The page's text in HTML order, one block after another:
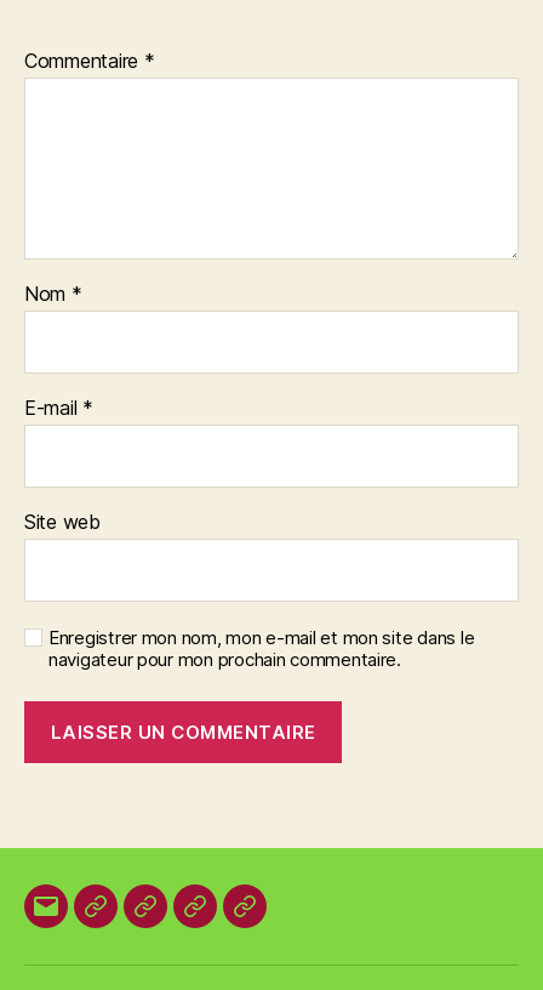
Commentaire *
Nom *
E-mail *
Site web
Enregistrer mon nom, mon e-mail et mon site dans le
navigateur pour mon prochain commentaire.
E-
Organisation
Animations
VestesBrevets